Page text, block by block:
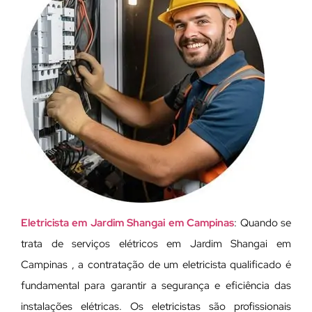
Eletricista em Jardim Shangai em Campinas: Quando se
trata de serviços elétricos em Jardim Shangai em
Campinas , a contratação de um eletricista qualificado é
fundamental para garantir a segurança e eficiência das
instalações elétricas. Os eletricistas são profissionais